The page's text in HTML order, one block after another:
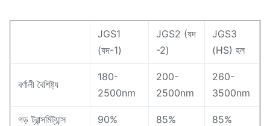
JGS1
(যদ-1)
JGS2 (যদ
-2)
JGS3
(HS) হল
বর্ণালী বৈশিষ্ট্য
180-
2500nm
200-
2500nm
260-
3500nm
গড় ট্রান্সমিট্যান্স 90% 85% 85%